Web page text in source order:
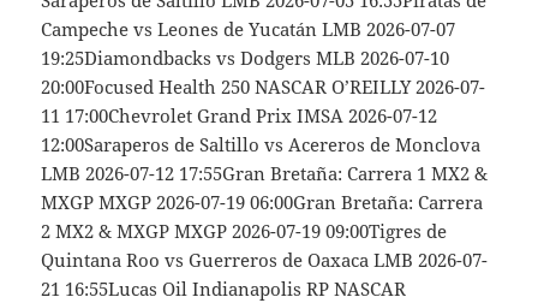
Campeche vs Leones de Yucatán LMB 2026-07-07
19:25Diamondbacks vs Dodgers MLB 2026-07-10
20:00Focused Health 250 NASCAR O’REILLY 2026-07-
11 17:00Chevrolet Grand Prix IMSA 2026-07-12
12:00Saraperos de Saltillo vs Acereros de Monclova
LMB 2026-07-12 17:55Gran Bretaña: Carrera 1 MX2 &
MXGP MXGP 2026-07-19 06:00Gran Bretaña: Carrera
2 MX2 & MXGP MXGP 2026-07-19 09:00Tigres de
Quintana Roo vs Guerreros de Oaxaca LMB 2026-07-
21 16:55Lucas Oil Indianapolis RP NASCAR